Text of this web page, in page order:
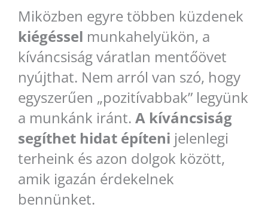
Miközben egyre többen küzdenek
kiégéssel munkahelyükön, a
kíváncsiság váratlan mentőövet
nyújthat. Nem arról van szó, hogy
egyszerűen „pozitívabbak” legyünk
a munkánk iránt. A kíváncsiság
segíthet hidat építeni jelenlegi
terheink és azon dolgok között,
amik igazán érdekelnek
bennünket.